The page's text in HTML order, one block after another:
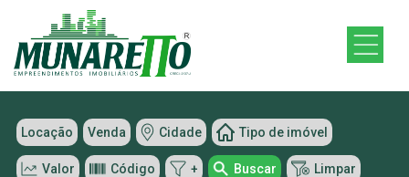
Locação Venda Cidade Tipo de imóvel
Valor Código + Buscar Limpar